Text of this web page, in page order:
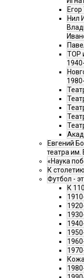
Нил
ТОР
Евгений
театра им.
«Наука
К
Футбол -
К